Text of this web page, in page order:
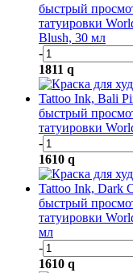
быстрый
татуировки
Blush, 30 мл
-
1811 q
быстрый
татуировки
-
1610 q
быстрый
татуировки
мл
-
1610 q